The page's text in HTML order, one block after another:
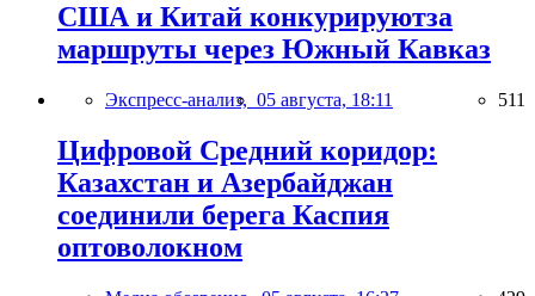
США и Китай конкурируютза
маршруты через Южный Кавказ
Экспресс-анализ, 05 августа, 18:11 511
Цифровой Средний коридор:
Казахстан и Азербайджан
соединили берега Каспия
оптоволокном